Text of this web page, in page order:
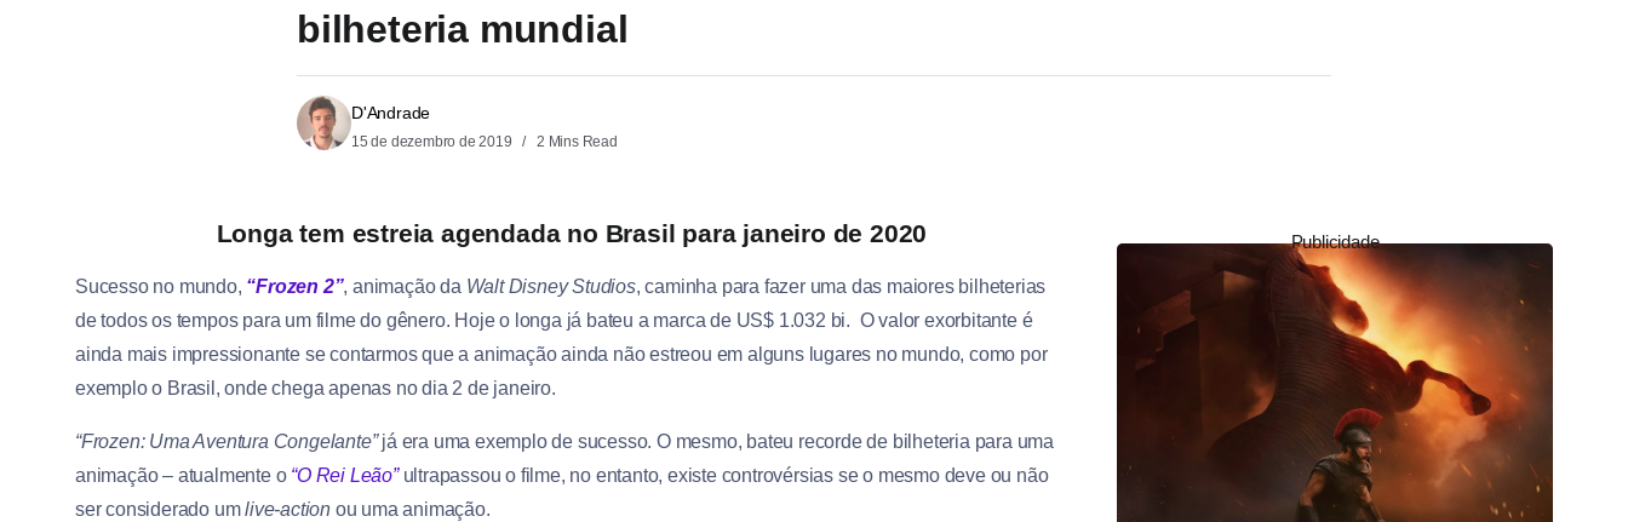
bilheteria mundial
D'Andrade
15 de dezembro de 2019 2 Mins Read
Longa tem estreia agendada no Brasil para janeiro de 2020
Sucesso no mundo, “Frozen 2”, animação da Walt Disney Studios, caminha para fazer uma das maiores bilheterias
de todos os tempos para um filme do gênero. Hoje o longa já bateu a marca de US$ 1.032 bi. O valor exorbitante é
ainda mais impressionante se contarmos que a animação ainda não estreou em alguns lugares no mundo, como por
exemplo o Brasil, onde chega apenas no dia 2 de janeiro.
“Frozen: Uma Aventura Congelante”já era uma exemplo de sucesso. O mesmo, bateu recorde de bilheteria para uma
animação – atualmente o “O Rei Leão”ultrapassou o filme, no entanto, existe controvérsias se o mesmo deve ou não
ser considerado umlive-action ou uma animação.
Publicidade